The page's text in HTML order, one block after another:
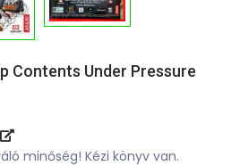
Contents Under Pressure
minőség! Kézi könyv van.